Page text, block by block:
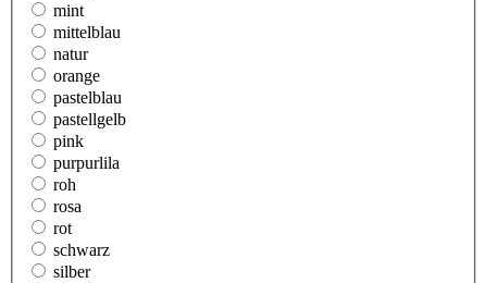
mint
mittelblau
natur
orange
pastelblau
pastellgelb
pink
purpurlila
roh
rosa
rot
schwarz
silber